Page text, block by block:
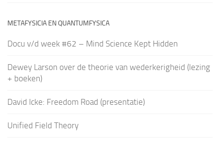
METAFYSICIA EN QUANTUMFYSICA
Docu v/d week #62 – Mind Science Kept Hidden
Dewey Larson over de theorie van wederkerigheid (lezing
+ boeken)
David Icke: Freedom Road (presentatie)
Unified Field Theory